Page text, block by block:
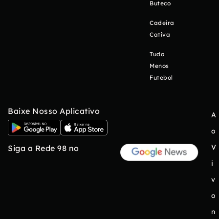
Buteco
Cadeira
Cativa
Tudo
Menos
Futebol
Baixe Nosso Aplicativo
Siga a Rede 98 no
A
o
V
i
v
o
n